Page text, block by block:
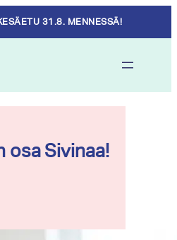
31.8. MENNESSÄ!
osa Sivinaa!